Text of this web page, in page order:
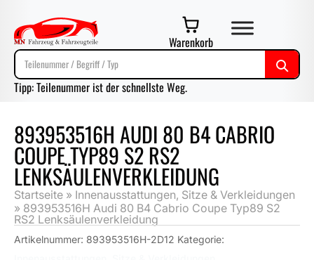
Warenkorb
Tipp: Teilenummer ist der schnellste Weg.
893953516H AUDI 80 B4 CABRIO
COUPE TYP89 S2 RS2
LENKSÄULENVERKLEIDUNG
Startseite » Innenausstattungen, Sitze & Verkleidungen
» 893953516H Audi 80 B4 Cabrio Coupe Typ89 S2
RS2 Lenksäulenverkleidung
Artikelnummer: 893953516H-2D12 Kategorie: